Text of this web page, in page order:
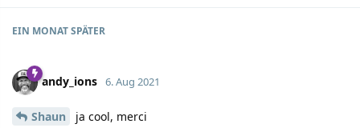
EIN MONATSPÄTER
andy_ions 6. Aug 2021
Shaun ja cool, merci